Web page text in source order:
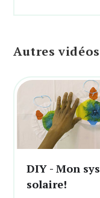
Autres vidéos
DIY - Mon
solaire!